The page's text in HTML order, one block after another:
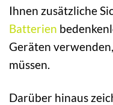
Ihnen zusätzliche
Batterien
Geräten
müssen.
Darüber hinaus